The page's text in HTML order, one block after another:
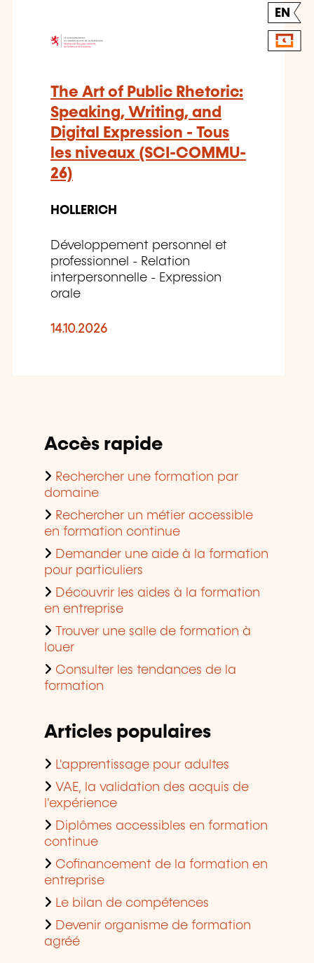
EN
The Art of Public Rhetoric:
Speaking, Writing, and
Digital Expression - Tous
les niveaux (SCI-COMMU-
26)
HOLLERICH
Développement personnel et
professionnel - Relation
interpersonnelle - Expression
orale
14.10.2026
Accès rapide
Rechercher une formation par
domaine
Rechercher un métier accessible
en formation continue
Demander une aide à la formation
pour particuliers
Découvrir les aides à la formation
en entreprise
Trouver une salle de formation à
louer
Consulter les tendances de la
formation
Articles populaires
L'apprentissage pour adultes
VAE, la validation des acquis de
l'expérience
Diplômes accessibles en formation
continue
Cofinancement de la formation en
entreprise
Le bilan de compétences
Devenir organisme de formation
agréé